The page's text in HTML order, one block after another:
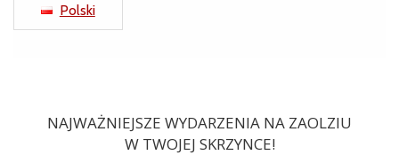
Polski
NAJWAŻNIEJSZE WYDARZENIA NA ZAOLZIU
W TWOJEJ SKRZYNCE!